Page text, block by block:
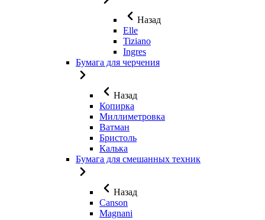
Назад
Elle
Tiziano
Ingres
Бумага для черчения
Назад
Копирка
Миллиметровка
Ватман
Бристоль
Калька
Бумага для смешанных техник
Назад
Canson
Magnani